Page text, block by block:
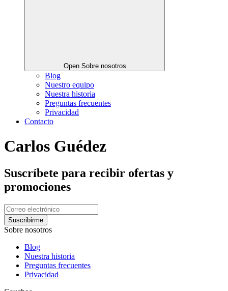
Open Sobre nosotros
Blog
Nuestro equipo
Nuestra historia
Preguntas frecuentes
Privacidad
Contacto
Carlos Guédez
Suscríbete para recibir ofertas y
promociones
Suscribirme
Sobre nosotros
Blog
Nuestra historia
Preguntas frecuentes
Privacidad